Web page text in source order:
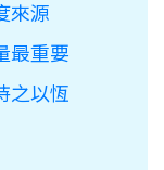
來源
最重要
之以恆